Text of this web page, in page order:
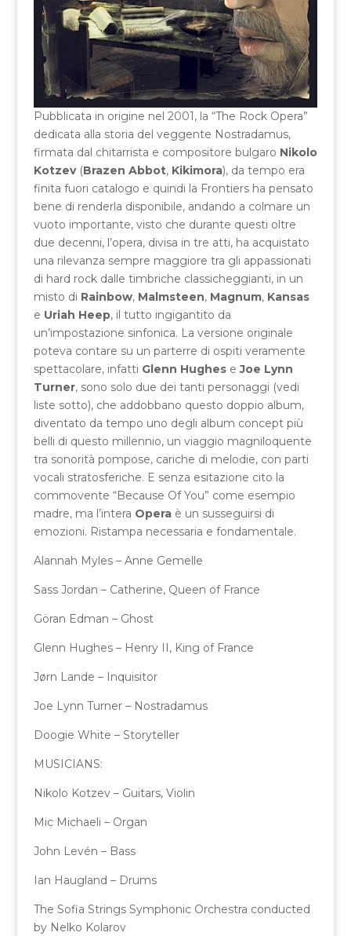
Pubblicata in origine nel 2001, la “The Rock Opera”
dedicata alla storia del veggente Nostradamus,
firmata dal chitarrista e compositore bulgaro Nikolo
Kotzev(Brazen Abbot, Kikimora), da tempo era
finita fuori catalogo e quindi la Frontiers ha pensato
bene di renderla disponibile, andando a colmare un
vuoto importante, visto che durante questi oltre
due decenni, l’opera, divisa in tre atti, ha acquistato
una rilevanza sempre maggiore tra gli appassionati
di hard rock dalle timbriche classicheggianti, in un
misto di Rainbow, Malmsteen, Magnum, Kansas
e Uriah Heep, il tutto ingigantito da
un’impostazione sinfonica. La versione originale
poteva contare su un parterre di ospiti veramente
spettacolare, infatti Glenn HugheseJoe Lynn
Turner, sono solo due dei tanti personaggi (vedi
liste sotto), che addobbano questo doppio album,
diventato da tempo uno degli album concept più
belli di questo millennio, un viaggio magniloquente
tra sonorità pompose, cariche di melodie, con parti
vocali stratosferiche. E senza esitazione cito la
commovente “Because Of You” come esempio
madre, ma l’intera Opera è un susseguirsi di
emozioni. Ristampa necessaria e fondamentale.
Alannah Myles – Anne Gemelle
Sass Jordan – Catherine, Queen of France
Göran Edman – Ghost
Glenn Hughes – Henry II, King of France
Jørn Lande – Inquisitor
Joe Lynn Turner – Nostradamus
Doogie White – Storyteller
MUSICIANS:
Nikolo Kotzev – Guitars, Violin
Mic Michaeli – Organ
John Levén – Bass
Ian Haugland – Drums
The Sofia Strings Symphonic Orchestra conducted
by Nelko Kolarov